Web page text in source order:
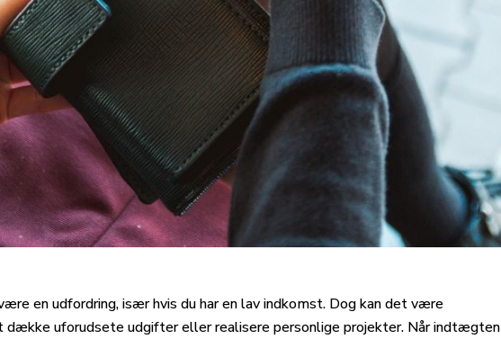
en udfordring, især hvis du har en lav indkomst. Dog kan det være
uforudsete udgifter eller realisere personlige projekter. Når indtægten